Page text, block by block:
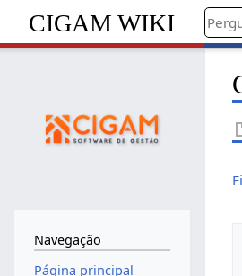
CIGAM WIKI
Navegação
Página principal